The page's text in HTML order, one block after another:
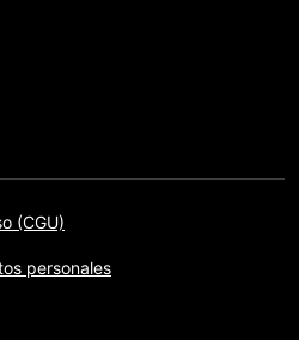
(CGU)
personales